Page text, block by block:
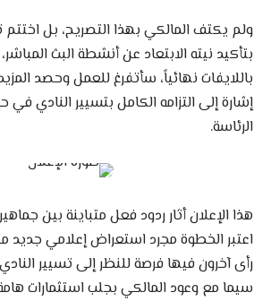
ولم يكتف المالكي بهذا التصريح، بل اختتم
بتأكيد نيته الابتعاد عن أنشطة البث المباشر،
باللايفات نهائياً، سأتفرغ للعمل وحصد
إشارة إلى التزامه الكامل بتسيير النادي في
الرئاسة.
هذا الإعلان أثار ردود فعل متباينة بين
اعتبر الخطوة مجرد استعراض إعلامي جديد من
رأى آخرون فيها فرصة للنظر إلى تسيير النادي
سيما مع وعود المالكي بجلب استثمارات هامة.